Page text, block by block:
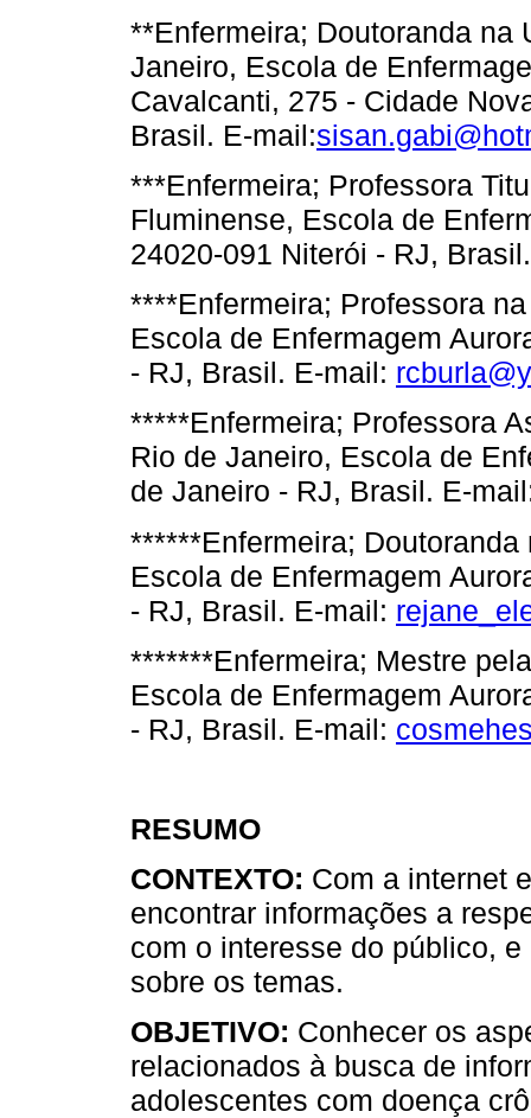
**Enfermeira; Doutoranda na
Janeiro, Escola de
Cavalcanti, 275 - Cidade
Brasil. E-mail:
***Enfermeira; Professora
Fluminense, Escola de
24020-091 Niterói - RJ,
****Enfermeira; Professora
Escola de Enfermagem
- RJ, Brasil. E-mail:
*****Enfermeira; Professora
Rio de Janeiro, Escola de
de Janeiro - RJ, Brasil. E-
******Enfermeira;
Escola de Enfermagem
- RJ, Brasil. E-mail:
*******Enfermeira; Mestre
Escola de Enfermagem
- RJ, Brasil. E-mail:
RESUMO
CONTEXTO: Com a internet
encontrar informações a
com o interesse do público,
sobre os temas.
OBJETIVO: Conhecer os
relacionados à busca de
adolescentes com doença